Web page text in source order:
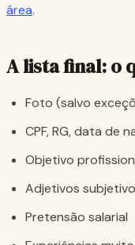
área.
A lista final: o
Foto (salvo
CPF, RG, data de
Objetivo
Adjetivos
Pretensão salarial